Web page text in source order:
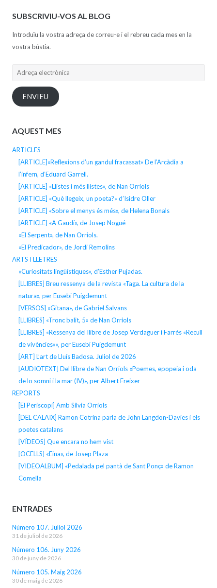
SUBSCRIVIU-VOS AL BLOG
Introduïu la vostra adreça de correu-e i el rebreu cada mes en la
vostra bústia.
Adreça
ENVIEU
AQUEST MES
ARTICLES
[ARTICLE]«Reflexions d’un gandul fracassat» De l’Arcàdia a
l’infern, d’Eduard Garrell.
[ARTICLE] «Llistes i més llistes», de Nan Orriols
[ARTICLE] «Què llegeix, un poeta?» d’Isidre Oller
[ARTICLE] «Sobre el menys és més», de Helena Bonals
[ARTICLE] «A Gaudí», de Josep Nogué
«El Serpent», de Nan Orriols.
«El Predicador», de Jordi Remolins
ARTS I LLETRES
«Curiositats lingüístiques», d’Esther Pujadas.
[LLIBRES] Breu ressenya de la revista «Taga. La cultura de la
natura», per Eusebi Puigdemunt
[VERSOS] «Gitana», de Gabriel Salvans
[LLIBRES] «Tronc balit, 5» de Nan Orriols
[LLIBRES] «Ressenya del llibre de Josep Verdaguer i Farrès «Recull
de vivències»», per Eusebi Puigdemunt
[ART] L’art de Lluís Badosa. Juliol de 2026
[AUDIOTEXT] Del llibre de Nan Orriols «Poemes, epopeia i oda
de lo somni i la mar (IV)», per Albert Freixer
REPORTS
[El Periscopi] Amb Silvia Orriols
[DEL CALAIX] Ramon Cotrina parla de John Langdon-Davies i els
poetes catalans
[VÍDEOS] Que encara no hem vist
[OCELLS] «Eina», de Josep Plaza
[VIDEOALBUM] «Pedalada pel pantà de Sant Ponç» de Ramon
Comella
ENTRADES
Número 107. Juliol 2026
31 de juliol de 2026
Número 106. Juny 2026
30 de juny de 2026
Número 105. Maig 2026
30 de maig de 2026